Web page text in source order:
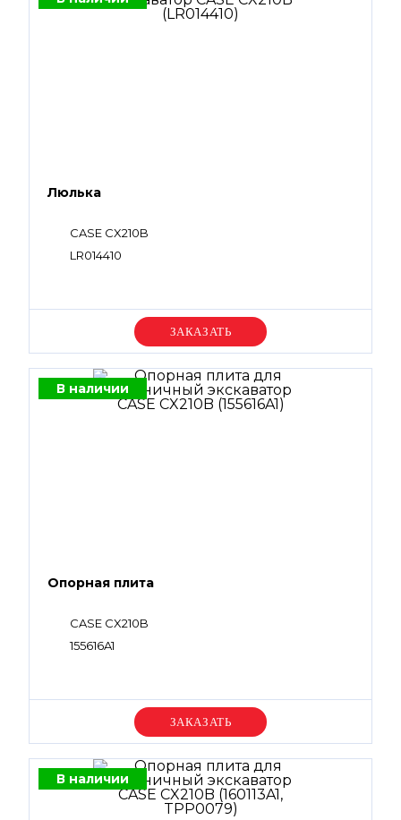
Люлька
CASE CX210B
LR014410
Уточняйте цену
В наличии
Опорная плита
CASE CX210B
155616A1
Уточняйте цену
В наличии